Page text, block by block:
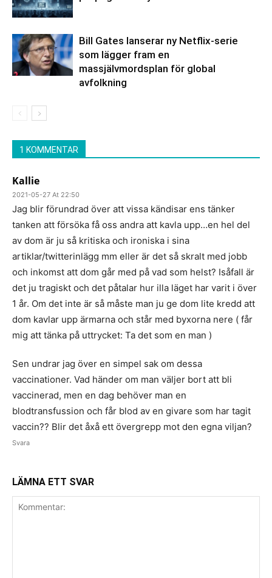
Bill Gates lanserar ny Netflix-serie
som lägger fram en
massjälvmordsplan för global
avfolkning
1 KOMMENTAR
Kallie
2021-05-27 At 22:50
Jag blir förundrad över att vissa kändisar ens tänker
tanken att försöka få oss andra att kavla upp…en hel del
av dom är ju så kritiska och ironiska i sina
artiklar/twitterinlägg mm eller är det så skralt med jobb
och inkomst att dom går med på vad som helst? Isåfall är
det ju tragiskt och det påtalar hur illa läget har varit i över
1 år. Om det inte är så måste man ju ge dom lite kredd att
dom kavlar upp ärmarna och står med byxorna nere ( får
mig att tänka på uttrycket: Ta det som en man )
Sen undrar jag över en simpel sak om dessa
vaccinationer. Vad händer om man väljer bort att bli
vaccinerad, men en dag behöver man en
blodtransfussion och får blod av en givare som har tagit
vaccin?? Blir det åxå ett övergrepp mot den egna viljan?
Svara
LÄMNA ETT SVAR